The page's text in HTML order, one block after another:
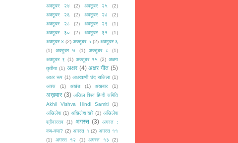
अक्टूबर २४
(2) अक्टूबर २५
(2)
अक्टूबर २६
(2) अक्टूबर २७
(2)
अक्टूबर २८
(2) अक्टूबर २९
(1)
अक्टूबर ३०
(2) अक्टूबर ३१
(1)
अक्टूबर ४ (2) अक्टूबर ५ (2) अक्टूबर ६
(1)
अक्टूबर ७ (1) अक्टूबर ८
(1)
अक्टूबर ९ (1) अक्तूबर १५ (2) अक्षय
तृतीया (1) अक्षर (4) अक्षर गीत (5)
अक्षर रूप (1) अक्षरवाणी छंद सलिला (1)
अक्स
(1) अखंड (1) अखबार (1)
अख़बार (3) अखिल विश्व हिन्दी समिति
Akhil Vishva Hindi Samiti
(1)
अखिलेश (1) अखिलेश खरे (1) अखिलेश
श्रीवास्तव (1) अगस्त (3) अगस्त :
कब-क्या? (2) अगस्त १ (2) अगस्त ११
(1)
अगस्त १२ (1) अगस्त १३
(2)